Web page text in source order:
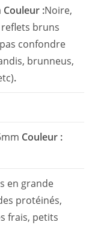
Couleur :Noire,
bruns
confondre
brunneus,
.
Couleur :
en grande
protéinés,
frais, petits